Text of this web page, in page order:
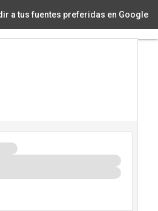
a tus fuentes preferidas en Google